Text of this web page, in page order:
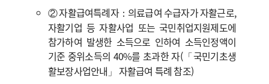
② 자활급여특례자：의료급여 수급자가 자활근로,
자활기업 등 자활사업 또는 국민취업지원제도에
참가하여 발생한 소득으로 인하여 소득인정액이
기준 중위소득의 40%를 초과한 자(「국민기초생
활보장사업안내」 자활급여 특례 참조)